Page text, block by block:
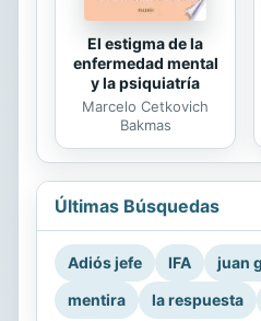
El estigma de la
enfermedad mental
y la psiquiatría
Marcelo Cetkovich
Bakmas
Últimas Búsquedas
Adiós jefe IFA
juan
mentira
la respuesta